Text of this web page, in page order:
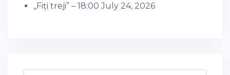
,,Fiți treji” – 18:00 July 24, 2026